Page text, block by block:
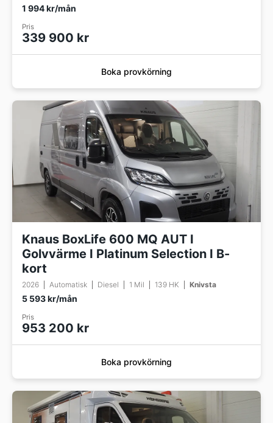
1 994 kr/mån
Pris
339 900 kr
Boka provkörning
Knaus BoxLife 600 MQ AUT I
Golvvärme I Platinum Selection I B-
kort
2026 Automatisk Diesel 1 Mil 139 HK Knivsta
5 593 kr/mån
Pris
953 200 kr
Boka provkörning